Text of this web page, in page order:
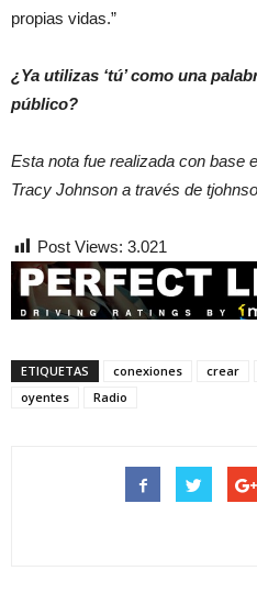
propias vidas.”
¿Ya utilizas ‘tú’ como una
público?
Esta nota fue realizada con base
Tracy Johnson a través de
Post Views: 3.021
ETIQUETAS conexiones crear
oyentes
Radio